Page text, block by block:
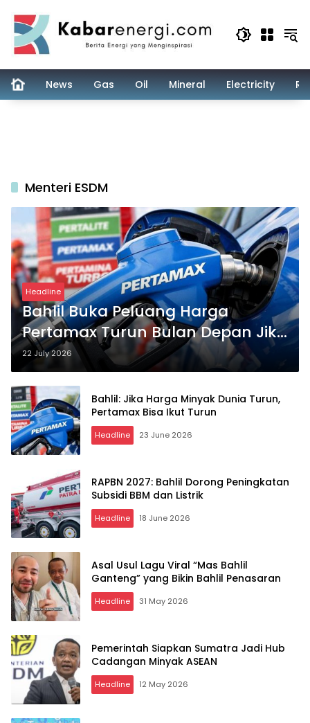
content
News Gas Oil Mineral Electricity
Menteri ESDM
Headline
Bahlil Buka Peluang Harga
Pertamax Turun Bulan Depan Jika
Harga Minyak Dunia Terus
Melemah
22 July 2026
Bahlil: Jika Harga Minyak Dunia Turun,
Pertamax Bisa Ikut Turun
Headline 23 June 2026
RAPBN 2027: Bahlil Dorong Peningkatan
Subsidi BBM dan Listrik
Headline 18 June 2026
Asal Usul Lagu Viral “Mas Bahlil
Ganteng” yang Bikin Bahlil Penasaran
Headline 31 May 2026
Pemerintah Siapkan Sumatra Jadi Hub
Cadangan Minyak ASEAN
Headline 12 May 2026